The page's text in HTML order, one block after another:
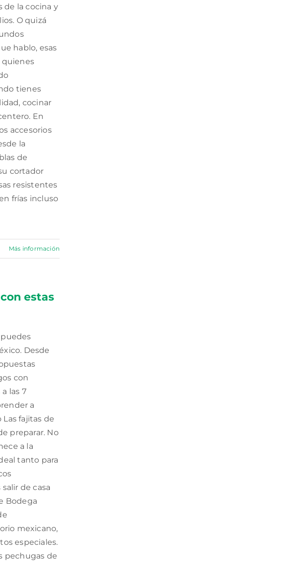
de la cocina y
O quizá
hablo, esas
quienes
tienes
cocinar
En
accesorios
la
de
cortador
resistentes
frías incluso
Más información
estas
Desde
con
las 7
a
Las fajitas de
preparar. No
a la
tanto para
de casa
Bodega
mexicano,
especiales.
pechugas de